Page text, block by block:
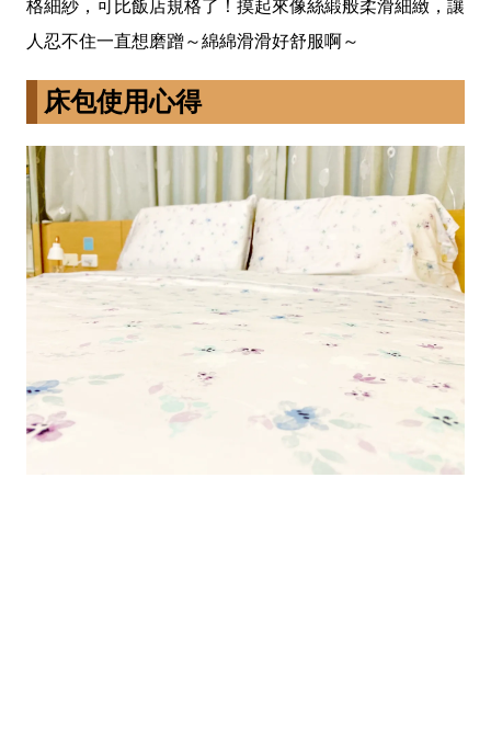
格細紗，可比飯店規格了！摸起來像絲緞般柔滑細緻，讓
人忍不住一直想磨蹭～綿綿滑滑好舒服啊～
床包使用心得